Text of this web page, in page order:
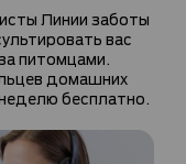
Линии заботы
вас
питомцами.
домашних
бесплатно.